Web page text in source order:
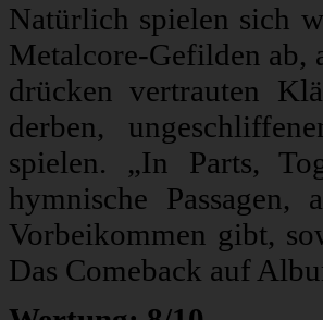
Natürlich spielen sich
Metalcore-Gefilden ab,
drücken vertrauten
derben,
spielen. „In Parts,
hymnische
Vorbeikommen gibt,
Das Comeback auf